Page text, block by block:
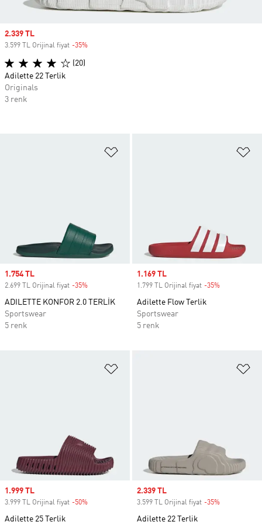
Sale price
1.754 TL
2.699 TL Orijinal fiyat -35%
ADILETTE KONFOR 2.0 TERLİK
Sportswear
5 renk
Sale price
1.169 TL
1.799 TL Orijinal fiyat -35%
Adilette Flow Terlik
Sportswear
5 renk
Sale price
1.999 TL
3.999 TL Orijinal fiyat -50%
Adilette 25 Terlik
Sale price
2.339 TL
3.599 TL Orijinal fiyat -35%
Adilette 22 Terlik
Sale price
2.339 TL
3.599 TL Orijinal fiyat -35%
(20)
Adilette 22 Terlik
Originals
3 renk